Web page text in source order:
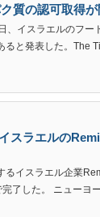
質の認可取得
、イスラエルのフー
と発表した。The
スラエルの
イスラエル企業
了した。 ニューヨ